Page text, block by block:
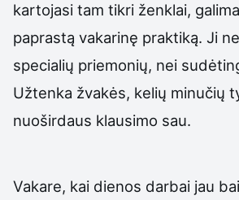
kartojasi tam tikri ženklai,
paprastą vakarinę praktiką. Ji
specialių priemonių, nei
Užtenka žvakės, kelių minučių
nuoširdaus klausimo sau.
Vakare, kai dienos darbai jau